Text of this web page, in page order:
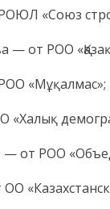
«Союз
— от РОО
«Мұқалмас»;
«Халық
— от РОО